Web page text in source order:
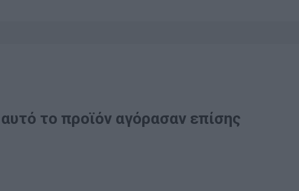
το προϊόν αγόρασαν επίσης